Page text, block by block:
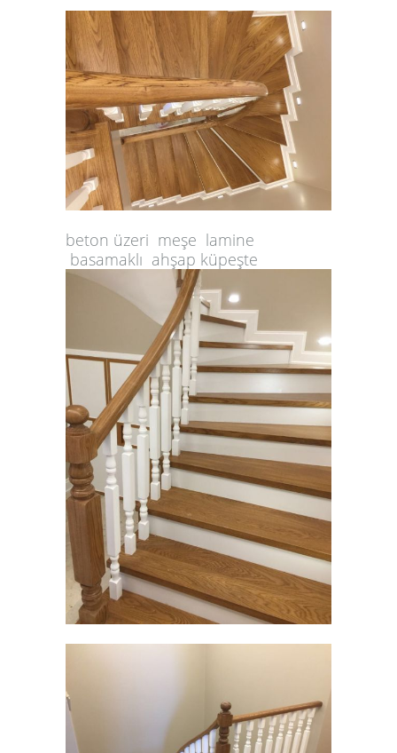
beton üzeri meşe lamine
basamaklı ahşap küpeşte